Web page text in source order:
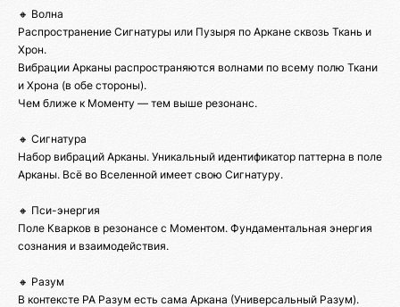
🔸 Волна
Распространение Сигнатуры или Пузыря по Аркане сквозь Ткань и
Хрон.
Вибрации Арканы распространяются волнами по всему полю Ткани
и Хрона (в обе стороны).
Чем ближе к Моменту — тем выше резонанс.
🔸 Сигнатура
Набор вибраций Арканы. Уникальный идентификатор паттерна в поле
Арканы. Всё во Вселенной имеет свою Сигнатуру.
🔸 Пси-энергия
Поле Кварков в резонансе с Моментом. Фундаментальная энергия
сознания и взаимодействия.
🔸 Разум
В контексте РА Разум есть сама Аркана (Универсальный Разум).